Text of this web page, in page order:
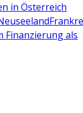
in Österreich
Finanzierung als